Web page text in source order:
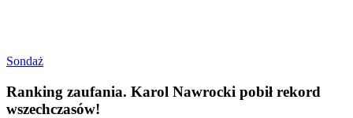
Sondaż
Ranking zaufania. Karol Nawrocki pobił rekord
wszechczasów!